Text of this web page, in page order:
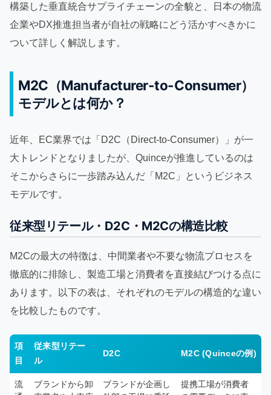
構築した垂直統合サプライチェーンの全貌と、日本の物流
企業やDX推進担当者が自社の戦略にどう活かすべきかに
ついて詳しく解説します。
M2C（Manufacturer-to-Consumer）
モデルとは何か？
近年、EC業界では「D2C（Direct-to-Consumer）」が一
大トレンドとなりましたが、Quinceが推進しているのは
そこからさらに一歩踏み込んだ「M2C」というビジネス
モデルです。
従来型リテール・D2C・M2Cの構造比較
M2Cの最大の特徴は、中間業者や不要な物流プロセスを
徹底的に排除し、製造工場と消費者を直接結びつける点に
あります。以下の表は、それぞれのモデルの構造的な違い
を比較したものです。
項
目
従来型リテー
ル
D2C M2C (Quinceの例)
流
ブランドから卸
ブランドが企画し
提携工場が消費者